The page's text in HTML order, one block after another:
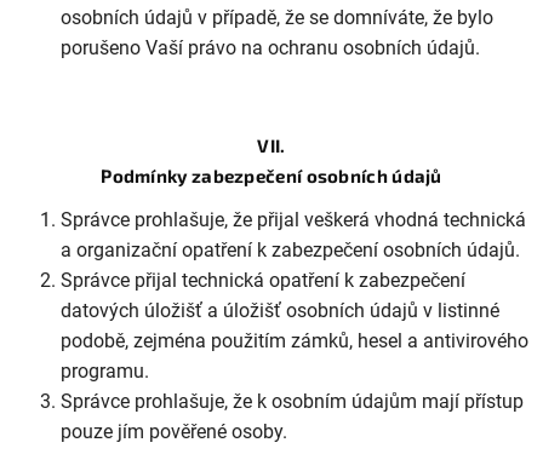
osobních údajů v případě, že se domníváte, že bylo
porušeno Vaší právo na ochranu osobních údajů.
VII.
Podmínky zabezpečení osobních údajů
Správce prohlašuje, že přijal veškerá vhodná technická
a organizační opatření k zabezpečení osobních údajů.
Správce přijal technická opatření k zabezpečení
datových úložišť a úložišť osobních údajů v listinné
podobě, zejména použitím zámků, hesel a antivirového
programu.
Správce prohlašuje, že k osobním údajům mají přístup
pouze jím pověřené osoby.